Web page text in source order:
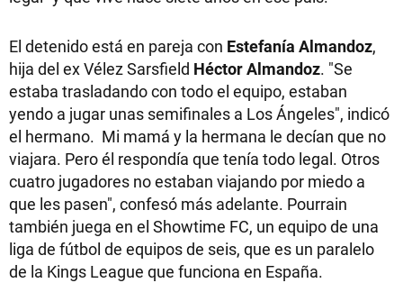
El detenido está en pareja con Estefanía Almandoz,
hija del ex Vélez Sarsfield Héctor Almandoz. "Se
estaba trasladando con todo el equipo, estaban
yendo a jugar unas semifinales a Los Ángeles", indicó
el hermano. Mi mamá y la hermana le decían que no
viajara. Pero él respondía que tenía todo legal. Otros
cuatro jugadores no estaban viajando por miedo a
que les pasen", confesó más adelante. Pourrain
también juega en el Showtime FC, un equipo de una
liga de fútbol de equipos de seis, que es un paralelo
de la Kings League que funciona en España.